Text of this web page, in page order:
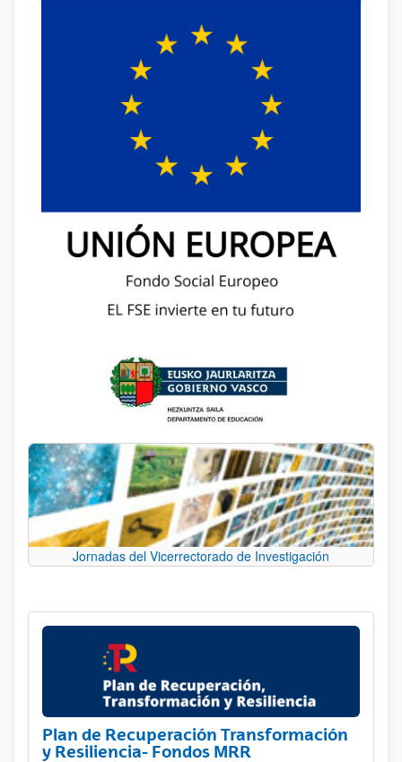
Jornadas del Vicerrectorado de Investigación
Plan de Recuperación Transformación
y Resiliencia- Fondos MRR